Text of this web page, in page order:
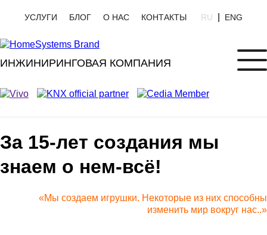
УСЛУГИ БЛОГ О НАС КОНТАКТЫ RU ENG
ИНЖИНИРИНГОВАЯ КОМПАНИЯ
За 15-лет создания мы
знаем о нем-всё!
«Мы создаем игрушки. Некоторые из них способны
изменить мир вокруг нас..»